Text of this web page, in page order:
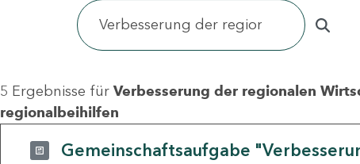
5 Ergebnisse für Verbesserung der regionalen
regionalbeihilfen
Gemeinschaftsaufgabe